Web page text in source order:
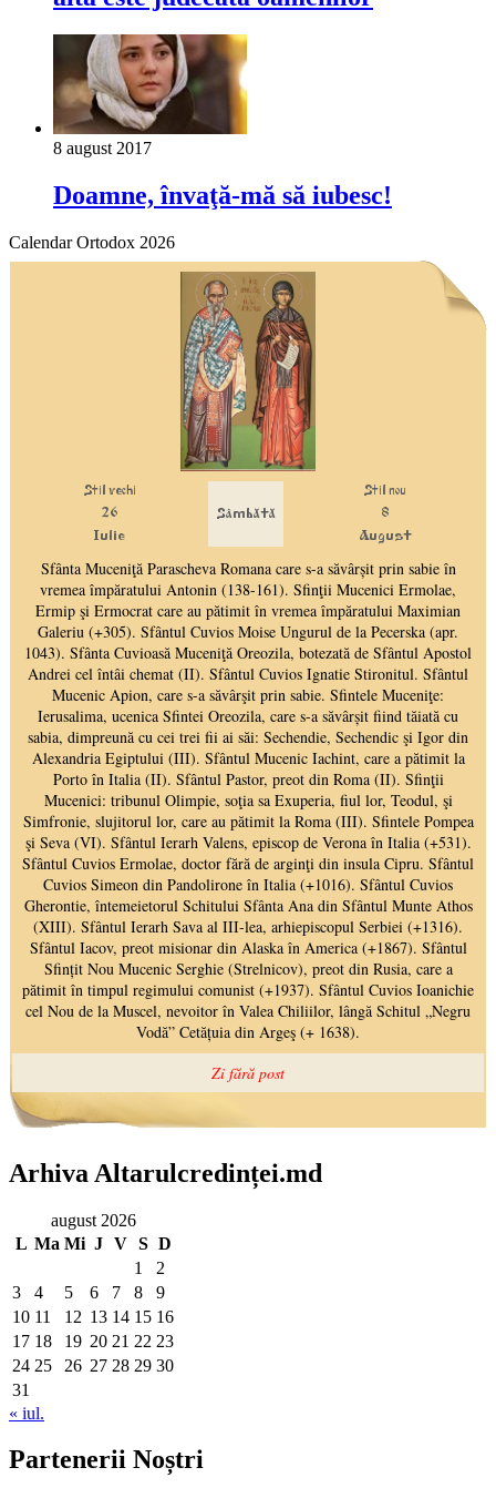
8 august 2017
Doamne, învaţă-mă să iubesc!
Calendar Ortodox 2026
Arhiva Altarulcredinței.md
august 2026
L Ma Mi J V S D
1
2
3
4 5 6 7 8
9
10 11 12 13 14 15 16
17 18 19 20 21 22 23
24 25 26 27 28 29 30
31
« iul.
Partenerii Noștri